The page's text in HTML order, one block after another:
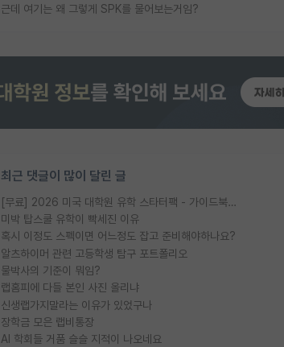
근데 여기는 왜 그렇게 SPK를 물어보는거임?
최근 댓글이 많이 달린 글
[무료] 2026 미국 대학원 유학 스타터팩 - 가이드북 & 합격자 컨택메일 템플릿
미박 탑스쿨 유학이 빡세진 이유
혹시 이정도 스펙이면 어느정도 잡고 준비해야하나요?
알츠하이머 관련 고등학생 탐구 포트폴리오
물박사의 기준이 뭐임?
랩홈피에 다들 본인 사진 올리냐
신생랩가지말라는 이유가 있었구나
장학금 모은 랩비통장
AI 학회들 거품 슬슬 지적이 나오네요